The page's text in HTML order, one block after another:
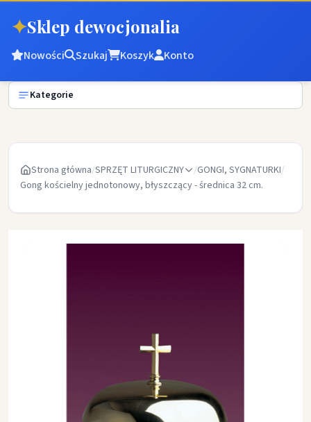
✦Sklep dewocjonalia
Nowości Szukaj Koszyk Konto
Kategorie
Strona główna/SPRZĘT LITURGICZNY /GONGI, SYGNATURKI/
Gong kościelny jednotonowy, błyszczący - średnica 32 cm.